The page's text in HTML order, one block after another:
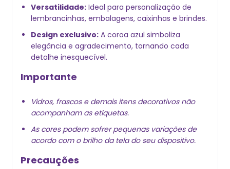
Versatilidade: Ideal para personalização de
lembrancinhas, embalagens, caixinhas e brindes.
Design exclusivo: A coroa azul simboliza
elegância e agradecimento, tornando cada
detalhe inesquecível.
Importante
Vidros, frascos e demais itens decorativos não
acompanham as etiquetas.
As cores podem sofrer pequenas variações de
acordo com o brilho da tela do seu dispositivo.
Precauções